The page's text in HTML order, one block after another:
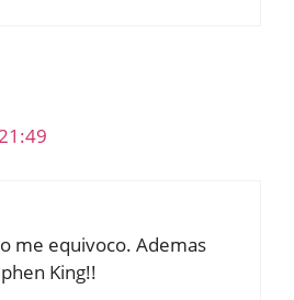
me equivoco. Ademas
King!!